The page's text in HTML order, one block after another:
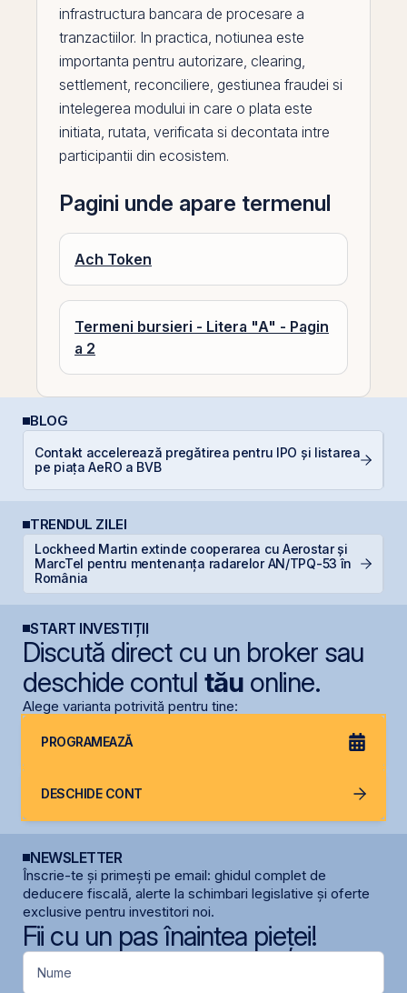
infrastructura bancara de procesare a
tranzactiilor. In practica, notiunea este
importanta pentru autorizare, clearing,
settlement, reconciliere, gestiunea fraudei si
intelegerea modului in care o plata este
initiata, rutata, verificata si decontata intre
participantii din ecosistem.
Pagini unde apare termenul
Ach Token
Termeni bursieri - Litera "A" - Pagin
a 2
BLOG
Contakt accelerează pregătirea pentru IPO și listarea
pe piața AeRO a BVB
TRENDUL ZILEI
Lockheed Martin extinde cooperarea cu Aerostar și
MarcTel pentru mentenanța radarelor AN/TPQ-53 în
România
START INVESTIȚII
Discută direct cu un broker sau
deschide contul tăuonline.
Alege varianta potrivită pentru tine:
PROGRAMEAZĂ
DESCHIDE CONT
NEWSLETTER
Înscrie-te și primești pe email: ghidul complet de
deducere fiscală, alerte la schimbari legislative și oferte
exclusive pentru investitori noi.
Fii cu un pas înaintea pieței!
Nume